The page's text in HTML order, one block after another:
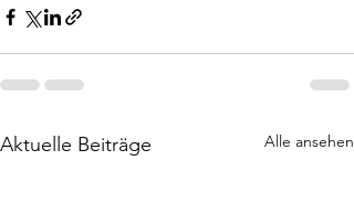
Aktuelle Beiträge Alle ansehen